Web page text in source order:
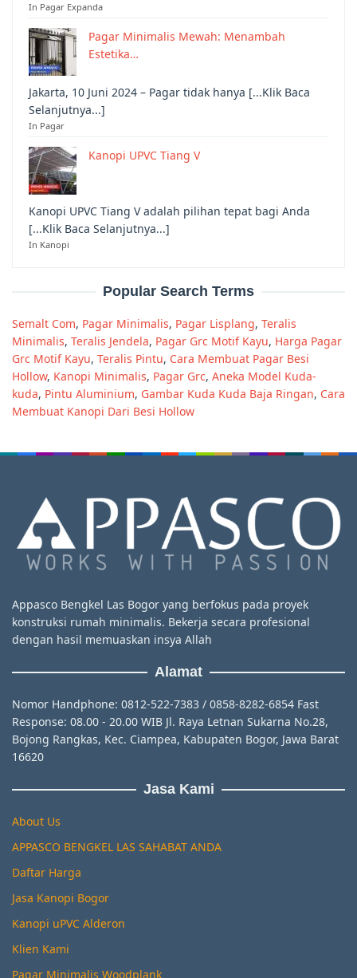
In Pagar Expanda
Pagar Minimalis Mewah: Menambah
Estetika…
Jakarta, 10 Juni 2024 – Pagar tidak hanya [...Klik Baca
Selanjutnya...]
In Pagar
Kanopi UPVC Tiang V
Kanopi UPVC Tiang V adalah pilihan tepat bagi Anda
[...Klik Baca Selanjutnya...]
In Kanopi
Popular Search Terms
Semalt Com, Pagar Minimalis, Pagar Lisplang, Teralis
Minimalis, Teralis Jendela, Pagar Grc Motif Kayu, Harga Pagar
Grc Motif Kayu, Teralis Pintu, Cara Membuat Pagar Besi
Hollow, Kanopi Minimalis, Pagar Grc, Aneka Model Kuda-
kuda, Pintu Aluminium, Gambar Kuda Kuda Baja Ringan, Cara
Membuat Kanopi Dari Besi Hollow
Appasco Bengkel Las Bogor yang berfokus pada proyek
konstruksi rumah minimalis. Bekerja secara profesional
dengan hasil memuaskan insya Allah
Alamat
Nomor Handphone: 0812-522-7383 / 0858-8282-6854 Fast
Response: 08.00 - 20.00 WIB Jl. Raya Letnan Sukarna No.28,
Bojong Rangkas, Kec. Ciampea, Kabupaten Bogor, Jawa Barat
16620
Jasa Kami
About Us
APPASCO BENGKEL LAS SAHABAT ANDA
Daftar Harga
Jasa Kanopi Bogor
Kanopi uPVC Alderon
Klien Kami
Pagar Minimalis Woodplank